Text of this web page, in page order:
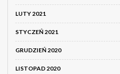
LUTY 2021
STYCZEŃ 2021
GRUDZIEŃ 2020
LISTOPAD 2020